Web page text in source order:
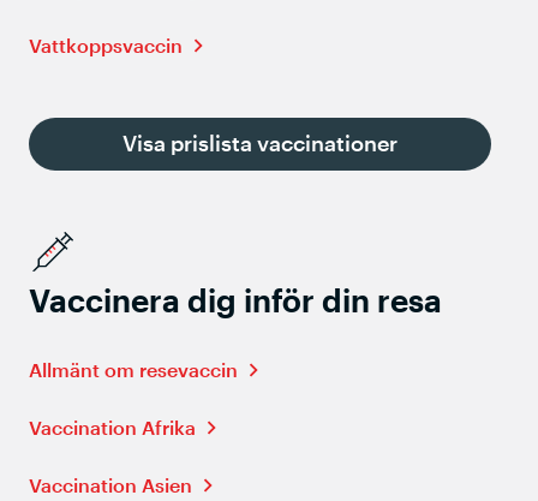
Vattkoppsvaccin
Visa prislista vaccinationer
Vaccinera dig inför din resa
Allmänt om resevaccin
Vaccination Afrika
Vaccination Asien